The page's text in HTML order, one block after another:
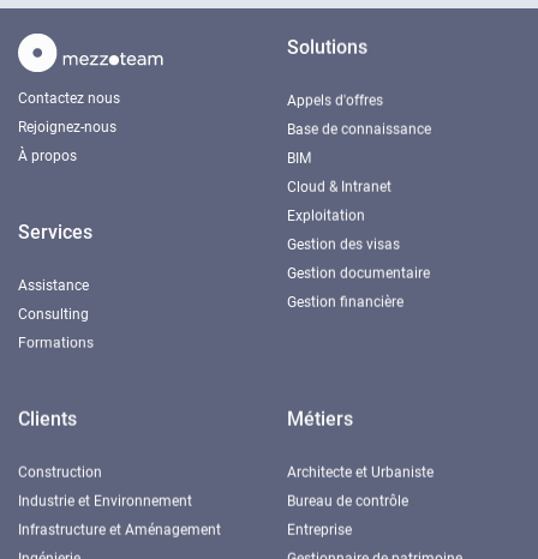
Contactez nous
Rejoignez-nous
À propos
Services
Assistance
Consulting
Formations
Solutions
Appels d'offres
Base de connaissance
BIM
Cloud & Intranet
Exploitation
Gestion des visas
Gestion documentaire
Gestion financière
Clients
Construction
Industrie et Environnement
Infrastructure et Aménagement
Métiers
Architecte et Urbaniste
Bureau de contrôle
Entreprise